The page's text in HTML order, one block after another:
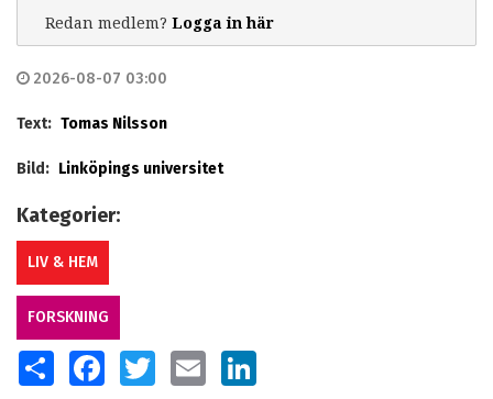
Redan medlem? Logga in här
2026-08-07 03:00
Text: Tomas Nilsson
Bild: Linköpings universitet
Kategorier:
LIV & HEM
FORSKNING
SHARE FACEBOOKTWITTER EMAIL